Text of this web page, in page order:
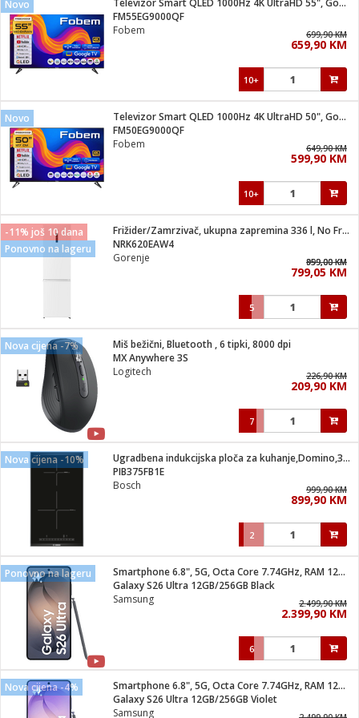
pribor
pribor
Vitrine
Sušilica
/ Zdravlje
za kosu
brijanje
pribor
tuš
i kutije
osigurači
gorivo
Novo
Televizor Smart QLED 1000Hz 4K UltraHD 55", Google TV
FM55EG9000QF
Fobem
699,90 KM
659,90 KM
10+
Novo
Televizor Smart QLED 1000Hz 4K UltraHD 50", Google TV
FM50EG9000QF
Fobem
649,90 KM
599,90 KM
10+
-11% još 10 dana
Ponovno na lageru
Frižider/Zamrzivač, ukupna zapremina 336 l, No Frost Plus, E
NRK620EAW4
Gorenje
959,00 KM
899,00 KM
799,05 KM
5
Nova cijena -7%
Miš bežični, Bluetooth , 6 tipki, 8000 dpi
MX Anywhere 3S
Logitech
226,90 KM
209,90 KM
7
Nova cijena -10%
Ugradbena indukcijska ploča za kuhanje,Domino,3700W,Serie 6
PIB375FB1E
Bosch
999,90 KM
899,90 KM
2
Ponovno na lageru
Smartphone 6.8", 5G, Octa Core 7.74GHz, RAM 12GB, 200Mpixel
Galaxy S26 Ultra 12GB/256GB Black
Samsung
2.499,90 KM
2.399,90 KM
6
Nova cijena -4%
Smartphone 6.8", 5G, Octa Core 7.74GHz, RAM 12GB, 200Mpixel
Galaxy S26 Ultra 12GB/256GB Violet
Samsung